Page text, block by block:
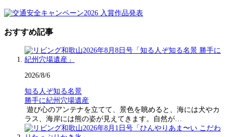
おすすめ記事
2026/8/6
知る人ぞ知る名景
勝手に紀州穴場遺産
遊び心のアンテナを立てて、景色を眺めると、海には犬やカ
ラス、海岸には熊の姿が見えてきます。自然が…